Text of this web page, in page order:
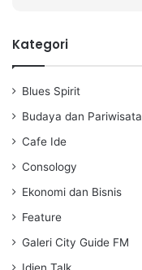
a
Kategori
Blues Spirit
Budaya dan Pariwisata
Cafe Ide
Consology
Ekonomi dan Bisnis
Feature
Galeri City Guide FM
Idjen Talk